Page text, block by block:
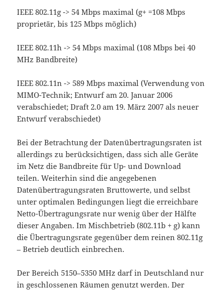
IEEE 802.11g -> 54 Mbps maximal (g+ =108 Mbps
proprietär, bis 125 Mbps möglich)
IEEE 802.11h -> 54 Mbps maximal (108 Mbps bei 40
MHz Bandbreite)
IEEE 802.11n -> 589 Mbps maximal (Verwendung von
MIMO-Technik; Entwurf am 20. Januar 2006
verabschiedet; Draft 2.0 am 19. März 2007 als neuer
Entwurf verabschiedet)
Bei der Betrachtung der Datenübertragungsraten ist
allerdings zu berücksichtigen, dass sich alle Geräte
im Netz die Bandbreite für Up- und Download
teilen. Weiterhin sind die angegebenen
Datenübertragungsraten Bruttowerte, und selbst
unter optimalen Bedingungen liegt die erreichbare
Netto-Übertragungsrate nur wenig über der Hälfte
dieser Angaben. Im Mischbetrieb (802.11b + g) kann
die Übertragungsrate gegenüber dem reinen 802.11g
– Betrieb deutlich einbrechen.
Der Bereich 5150–5350 MHz darf in Deutschland nur
in geschlossenen Räumen genutzt werden. Der